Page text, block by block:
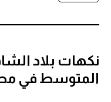
نكهات بلاد
المتوسط في